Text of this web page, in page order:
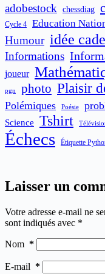
adobestock chessdiag
Cycle 4
Education
Humour idée
Informations
joueur
pgn photo Plaisir
Polémiques Poésie
Science
Tshirt
Échecs Étiquette
Laisser un
Votre adresse e-mail ne
sont indiqués avec *
Nom *
E-mail *